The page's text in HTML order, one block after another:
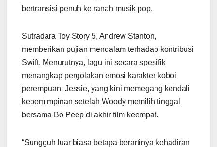
bertransisi penuh ke ranah musik pop.
Sutradara Toy Story 5, Andrew Stanton,
memberikan pujian mendalam terhadap kontribusi
Swift. Menurutnya, lagu ini secara spesifik
menangkap pergolakan emosi karakter koboi
perempuan, Jessie, yang kini memegang kendali
kepemimpinan setelah Woody memilih tinggal
bersama Bo Peep di akhir film keempat.
“Sungguh luar biasa betapa berartinya kehadiran